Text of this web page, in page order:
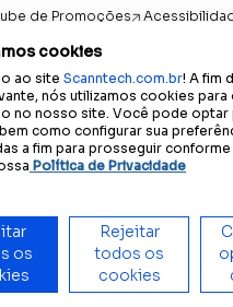
de Promoções
acessível:Tamanho do texto
Nossas lideranças
Conheça o time que
mais.
Contato (IN)
cookies
ao site Scanntech.com.br! A fim
nós utilizamos cookies para
no nosso site. Você pode
como configurar sua
a fim para prosseguir
Política de Privacidade
os
Rejeitar
todos os
cookies